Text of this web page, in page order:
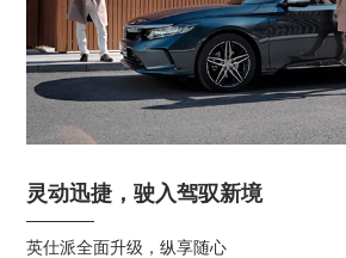
灵动迅捷，驶入驾驭新境
英仕派全面升级，纵享随心